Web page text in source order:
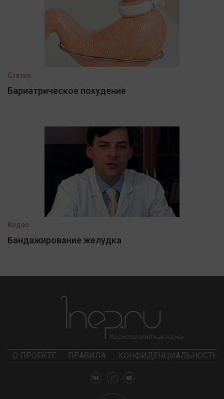
Статья
Бариатрическое похудение
Видео
Бандажирование желудка
О ПРОЕКТЕ ПРАВИЛА КОНФИДЕНЦИАЛЬНОСТЬ